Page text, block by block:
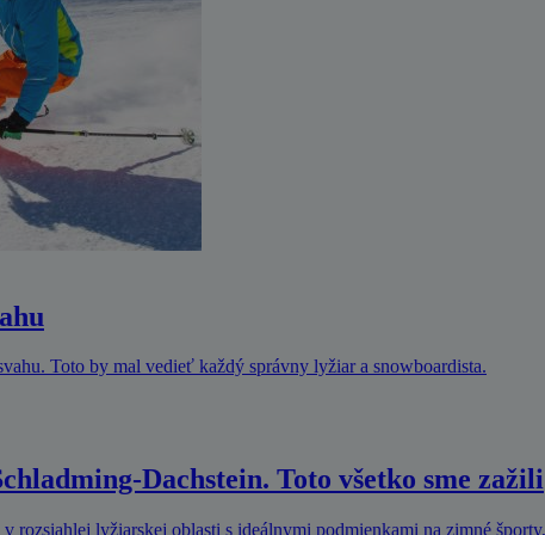
Toto by mal vedieť každý správny lyžiar a snowboardista.
Dachstein. Toto všetko sme zažili
rozsiahlej lyžiarskej oblasti s ideálnymi podmienkami na zimné